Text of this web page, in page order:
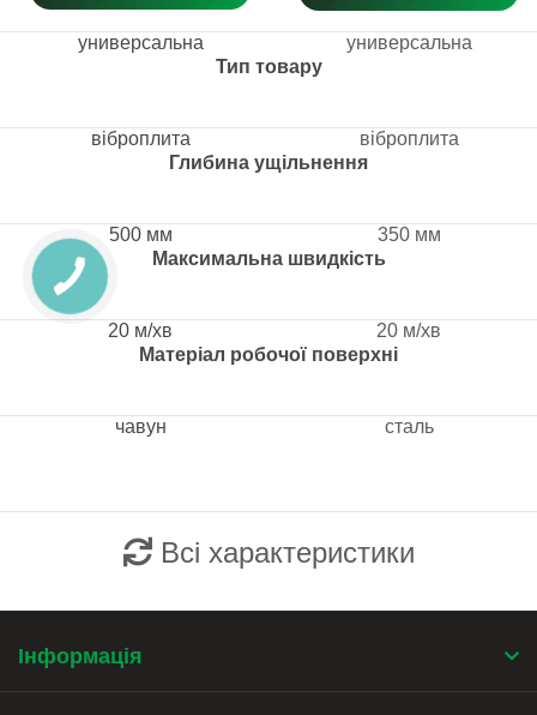
Тип товару
Глибина ущільнення
Максимальна швидкість
Матеріал робочої поверхні
универсальна
віброплита
500 мм
20 м/хв
чавун
универсальна
віброплита
350 мм
20 м/хв
сталь
Всі характеристики
Інформація